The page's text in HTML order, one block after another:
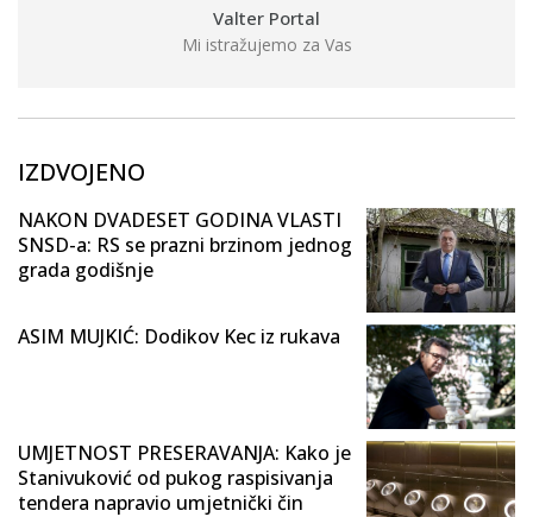
Valter Portal
Mi istražujemo za Vas
IZDVOJENO
NAKON DVADESET GODINA VLASTI
SNSD-a: RS se prazni brzinom jednog
grada godišnje
ASIM MUJKIĆ: Dodikov Kec iz rukava
UMJETNOST PRESERAVANJA: Kako je
Stanivuković od pukog raspisivanja
tendera napravio umjetnički čin